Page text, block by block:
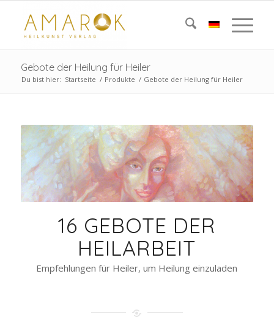
Gebote der Heilung für Heiler
Du bist hier: Startseite / Produkte / Gebote der Heilung für Heiler
16 GEBOTE DER
HEILARBEIT
Empfehlungen für Heiler, um Heilung einzuladen